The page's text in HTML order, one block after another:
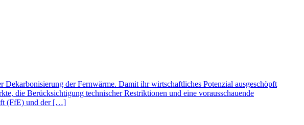
der Fernwärme. Damit ihr wirtschaftliches Potenzial ausgeschöpft
die Berücksichtigung technischer Restriktionen und eine vorausschauende
(FfE) und der […]